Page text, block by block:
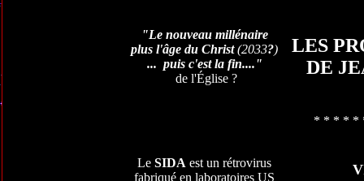
"Le nouveau millénaire
plus l'âge du Christ(2033?)
... puis c'est la fin...."
de l'Église ?
LES
DE
* * * * *
Le SIDA est un rétrovirus
fabriqué en laboratoires US